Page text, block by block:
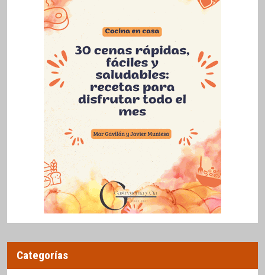
Categorías